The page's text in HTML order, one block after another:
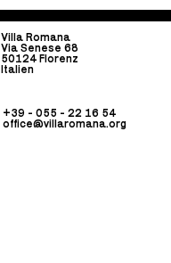
Villa Romana
Via Senese 68
50124 Florenz
Italien
+39 - 055 - 22 16 54
office@villaromana.org